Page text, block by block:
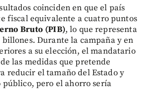
coinciden en que el país
fiscal equivalente a cuatro puntos
Bruto (PIB), lo que representa
Durante la campaña y en
a su elección, el mandatario
las medidas que pretende
reducir el tamaño del Estado y
público, pero el ahorro sería